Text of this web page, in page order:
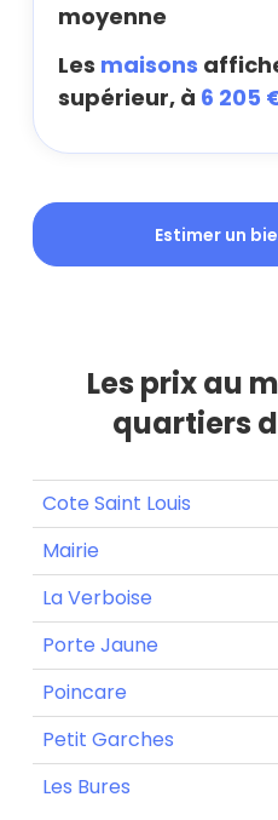
moyenne
Les maisons
supérieur, à 6 205
Estimer un
Les prix au
quartiers
Cote Saint Louis
Mairie
La Verboise
Porte Jaune
Poincare
Petit Garches
Les Bures